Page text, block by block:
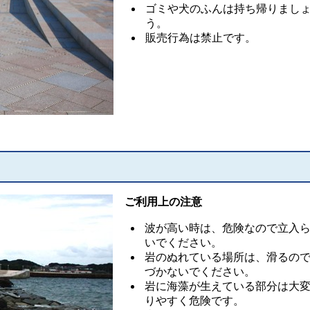
ゴミや犬のふんは持ち帰りましょ
う。
販売行為は禁止です。
ご利用上の注意
波が高い時は、危険なので立入
いでください。
岩のぬれている場所は、滑るの
づかないでください。
岩に海藻が生えている部分は大
りやすく危険です。